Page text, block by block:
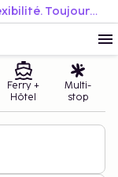
Réservez facilement. Voyagez avec flexibilité. Toujours au meilleur prix.
Ferry +
Hôtel
Multi-
stop